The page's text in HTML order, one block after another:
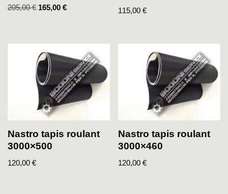
205,00€ 165,00 € 115,00€
Nastro tapis roulant
3000×500
120,00 €
Nastro tapis roulant
3000×460
120,00€